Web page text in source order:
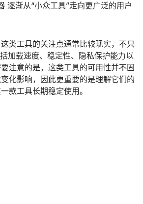
逐渐从“小众工具”走向更广泛的用户
类工具的关注点通常比较现实，不只
加载速度、稳定性、隐私保护能力以
注意的是，这类工具的可用性并不固
化影响，因此更重要的是理解它们的
款工具长期稳定使用。